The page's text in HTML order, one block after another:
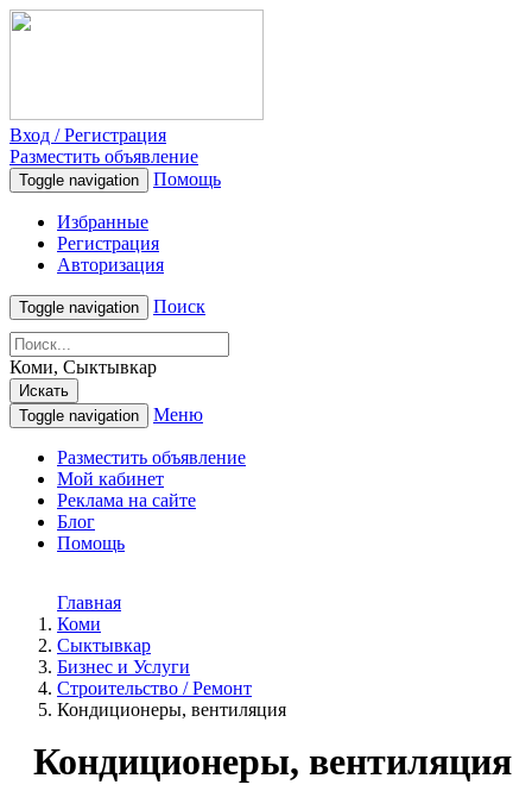
Вход / Регистрация
Разместить объявление
Toggle navigation Помощь
Избранные
Регистрация
Авторизация
Toggle navigation Поиск
Коми, Сыктывкар
Искать
Toggle navigation
Меню
Разместить объявление
Мой кабинет
Реклама на сайте
Блог
Помощь
Главная
Коми
Сыктывкар
Бизнес и Услуги
Строительство / Ремонт
Кондиционеры, вентиляция
Кондиционеры, вентиляция